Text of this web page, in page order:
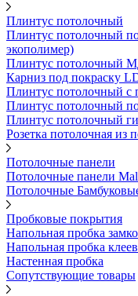
Плинтус потолочный
Плинтус потолочный
экополимер)
Плинтус потолочный
Карниз под покраску
Плинтус потолочный с
Плинтус потолочный
Плинтус потолочный
Розетка потолочная из
Потолочные панели
Потолочные панели
Потолочные
Пробковые покрытия
Напольная пробка
Напольная пробка
Настенная пробка
Сопутствующие товары